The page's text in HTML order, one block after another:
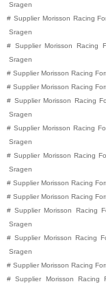
Sragen
# Supplier Morisson Racing
Sragen
# Supplier Morisson Racing
Sragen
# Supplier Morisson Racing
# Supplier Morisson Racing
# Supplier Morisson Racing
Sragen
# Supplier Morisson Racing
Sragen
# Supplier Morisson Racing
Sragen
# Supplier Morisson Racing
# Supplier Morisson Racing
# Supplier Morisson Racing
Sragen
# Supplier Morisson Racing
Sragen
# Supplier Morisson Racing
# Supplier Morisson Racing